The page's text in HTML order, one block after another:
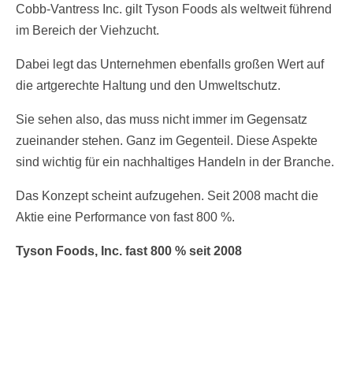
Cobb-Vantress Inc. gilt Tyson Foods als weltweit führend
im Bereich der Viehzucht.
Dabei legt das Unternehmen ebenfalls großen Wert auf
die artgerechte Haltung und den Umweltschutz.
Sie sehen also, das muss nicht immer im Gegensatz
zueinander stehen. Ganz im Gegenteil. Diese Aspekte
sind wichtig für ein nachhaltiges Handeln in der Branche.
Das Konzept scheint aufzugehen. Seit 2008 macht die
Aktie eine Performance von fast 800 %.
Tyson Foods, Inc. fast 800 % seit 2008